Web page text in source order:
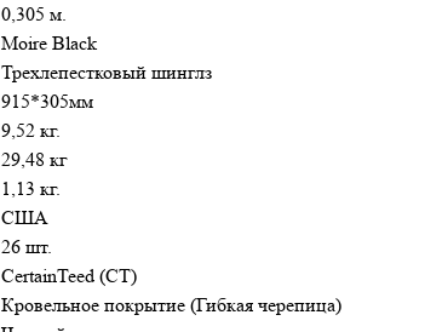
0,305 м.
Moire Black
Трехлепестковый шинглз
915*305мм
9,52 кг.
29,48 кг
1,13 кг.
США
26 шт.
CertainTeed (CT)
Кровельное покрытие (Гибкая черепица)